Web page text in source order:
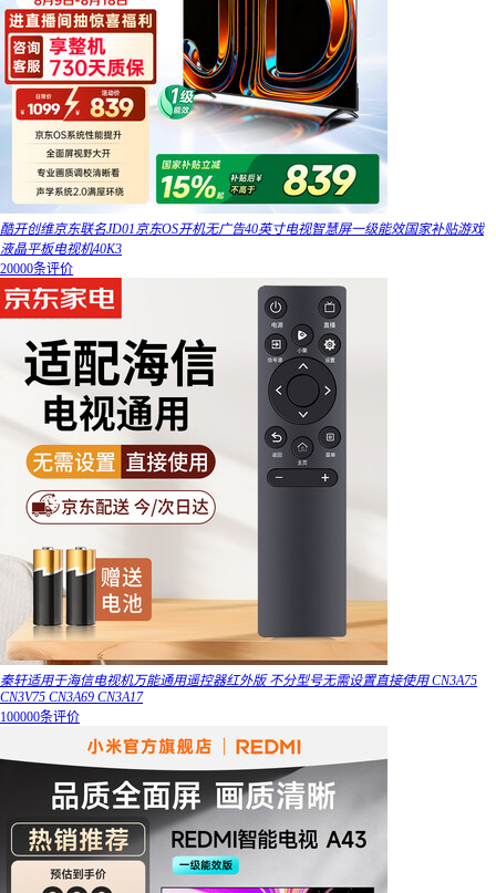
酷开创维京东联名JD01京东OS开机无广告40英寸电视智慧屏一级能效国家补贴游戏
液晶平板电视机40K3
20000条评价
秦轩适用于海信电视机万能通用遥控器红外版 不分型号无需设置直接使用 CN3A75
CN3V75 CN3A69 CN3A17
100000条评价